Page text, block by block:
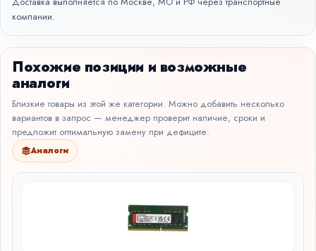
компании.
Похожие позиции и возможные
аналоги
Близкие товары из этой же категории. Можно добавить несколько
вариантов в запрос — менеджер проверит наличие, сроки и
предложит оптимальную замену при дефиците.
Аналоги